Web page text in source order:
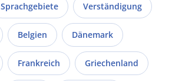
Sprachgebiete Verständigung
Belgien Dänemark
Frankreich Griechenland